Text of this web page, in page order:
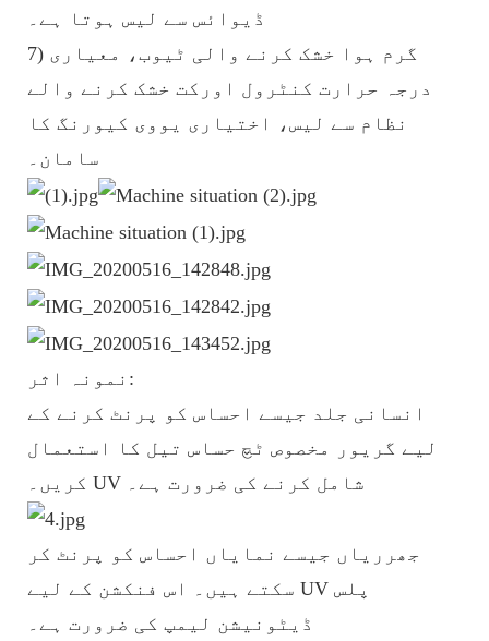
ڈیوائس سے لیس ہوتا ہے۔
7) گرم ہوا خشک کرنے والی ٹیوب، معیاری
درجہ حرارت کنٹرول اورکت خشک کرنے والے
نظام سے لیس، اختیاری یووی کیورنگ کا
سامان۔
نمونہ اثر:
انسانی جلد جیسے احساس کو پرنٹ کرنے کے
لیے گریور مخصوص ٹچ حساس تیل کا استعمال
کریں۔ UV شامل کرنے کی ضرورت ہے۔
جھرریاں جیسے نمایاں احساس کو پرنٹ کر
سکتے ہیں۔ اس فنکشن کے لیے UV پلس
ڈیٹونیشن لیمپ کی ضرورت ہے۔